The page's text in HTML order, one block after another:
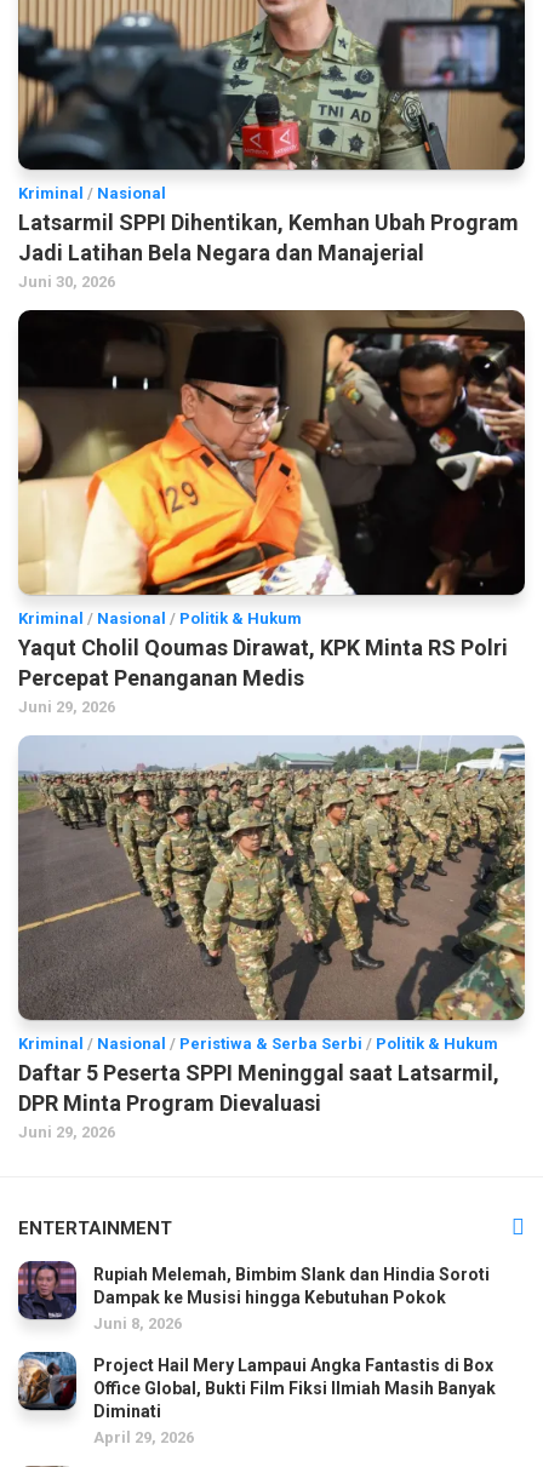
Kriminal / Nasional
Latsarmil SPPI Dihentikan, Kemhan Ubah Program
Jadi Latihan Bela Negara dan Manajerial
Juni 30, 2026
Kriminal / Nasional / Politik & Hukum
Yaqut Cholil Qoumas Dirawat, KPK Minta RS Polri
Percepat Penanganan Medis
Juni 29, 2026
Kriminal / Nasional / Peristiwa & Serba Serbi / Politik & Hukum
Daftar 5 Peserta SPPI Meninggal saat Latsarmil,
DPR Minta Program Dievaluasi
Juni 29, 2026
ENTERTAINMENT
Rupiah Melemah, Bimbim Slank dan Hindia Soroti
Dampak ke Musisi hingga Kebutuhan Pokok
Juni 8, 2026
Project Hail Mery Lampaui Angka Fantastis di Box
Office Global, Bukti Film Fiksi Ilmiah Masih Banyak
Diminati
April 29, 2026